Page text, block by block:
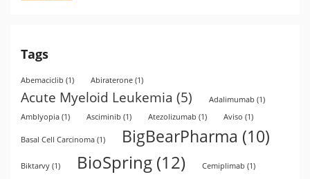
Tags
Abemaciclib (1) Abiraterone (1)
Acute Myeloid Leukemia (5) Adalimumab (1)
Amblyopia (1) Asciminib (1) Atezolizumab (1) Aviso (1)
Basal Cell Carcinoma (1) BigBearPharma (10)
Biktarvy (1) BioSpring (12) Cemiplimab (1)